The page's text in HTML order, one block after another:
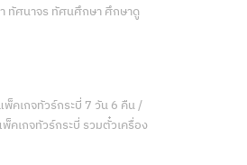
ทัศนาจร ทัศนศึกษา ศึกษาดู
คเกจทัวร์กระบี่ 7 วัน 6 คืน /
คเกจทัวร์กระบี่ รวมตั๋วเครื่อง